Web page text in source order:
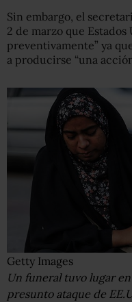
Sin embargo, el
2 de marzo que
preventivamente” ya
a producirse “una
Getty Images
Un funeral tuvo lugar
presunto ataque de